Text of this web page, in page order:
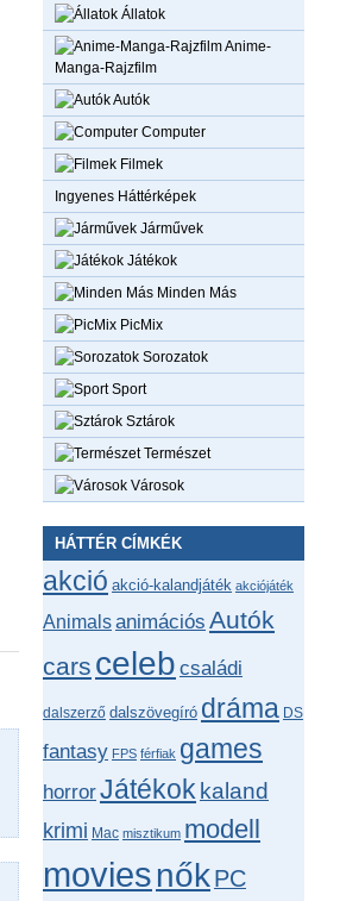
Állatok
Anime-
Manga-Rajzfilm
Autók
Computer
Filmek
Ingyenes Háttérképek
Járművek
Játékok
Minden Más
PicMix
Sorozatok
Sport
Sztárok
Természet
Városok
HÁTTÉR CÍMKÉK
akció akció-kalandjáték akciójáték
Animalsanimációs Autók
cars celeb családi
dalszerző dalszövegíró dráma DS
fantasy FPS férfiak games
horrorJátékok kaland
krimi Mac misztikum modell
moviesnőkPC